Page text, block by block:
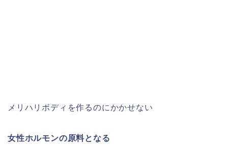
メリハリボディを作るのにかかせない
女性ホルモンの原料となる